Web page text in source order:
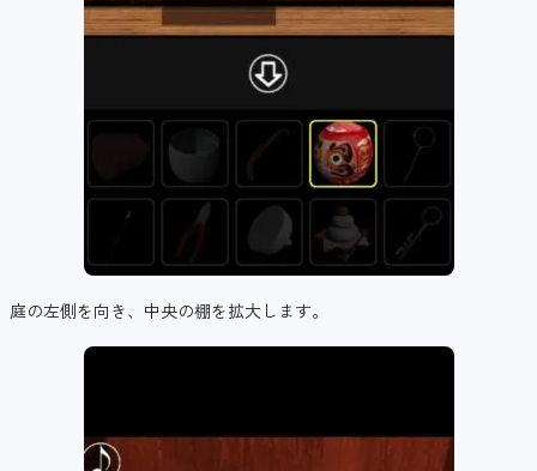
庭の左側を向き、中央の棚を拡大します。